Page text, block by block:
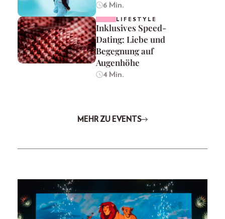
6 Min.
LIFESTYLE
Inklusives Speed-
Dating: Liebe und
Begegnung auf
Augenhöhe
4 Min.
MEHR ZU EVENTS